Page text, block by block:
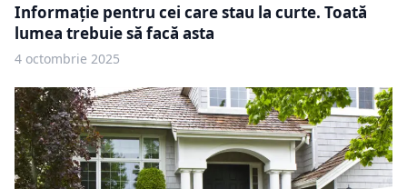
Informație pentru cei care stau la curte. Toată
lumea trebuie să facă asta
4 octombrie 2025